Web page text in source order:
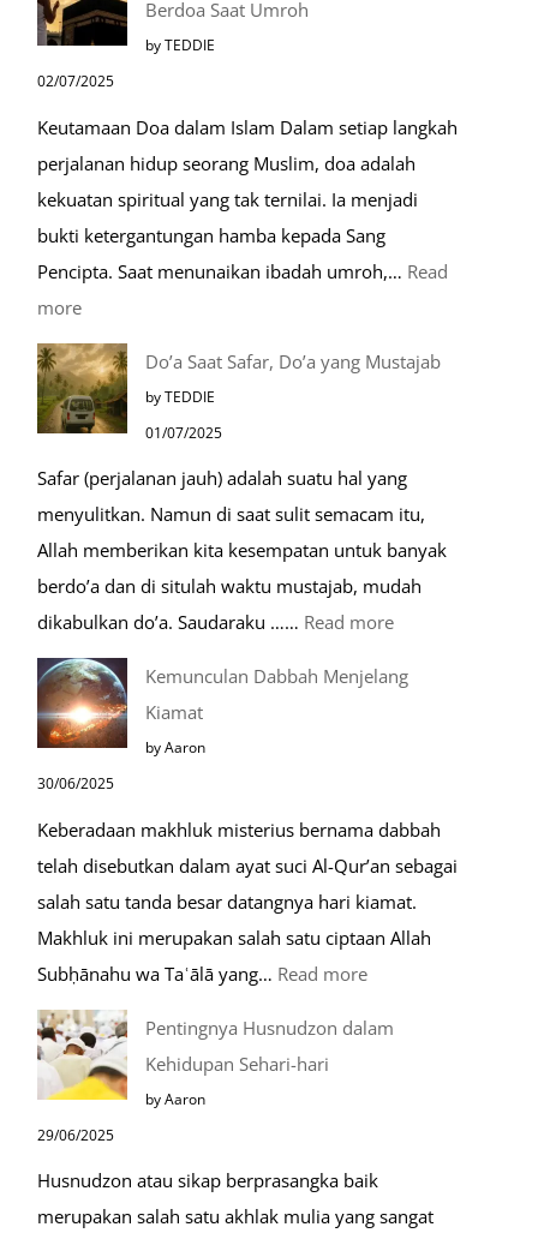
Paket
Umroh
Dengan
Kereta
Cepat
Berdoa Saat Umroh
by TEDDIE
02/07/2025
Keutamaan Doa dalam Islam Dalam setiap langkah
perjalanan hidup seorang Muslim, doa adalah
kekuatan spiritual yang tak ternilai. Ia menjadi
bukti ketergantungan hamba kepada Sang
Pencipta. Saat menunaikan ibadah umroh,… Read
more:
Tempat-
Tempat
Mustajab
Berdoa
Saat
Umroh
Do’a Saat Safar, Do’a yang Mustajab
by TEDDIE
01/07/2025
Safar (perjalanan jauh) adalah suatu hal yang
menyulitkan. Namun di saat sulit semacam itu,
Allah memberikan kita kesempatan untuk banyak
berdo’a dan di situlah waktu mustajab, mudah
dikabulkan do’a. Saudaraku …… Read more:
Saat
Mustajab
Kemunculan Dabbah Menjelang
Kiamat
by Aaron
30/06/2025
Keberadaan makhluk misterius bernama dabbah
telah disebutkan dalam ayat suci Al-Qur’an sebagai
salah satu tanda besar datangnya hari kiamat.
Makhluk ini merupakan salah satu ciptaan Allah
Subḥānahu wa Taʿālā yang… Read more:
Pentingnya Husnudzon dalam
Kehidupan Sehari-hari
by Aaron
29/06/2025
Husnudzon atau sikap berprasangka baik
merupakan salah satu akhlak mulia yang sangat